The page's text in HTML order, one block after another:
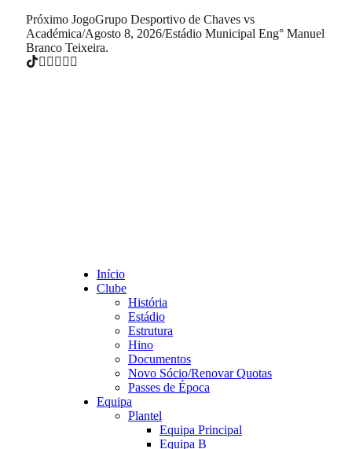
Próximo JogoGrupo Desportivo de Chaves vs
Académica/Agosto 8, 2026/Estádio Municipal Eng° Manuel
Branco Teixeira.
Início
Clube
História
Estádio
Estrutura
Hino
Documentos
Novo Sócio/Renovar Quotas
Passes de Época
Equipa
Plantel
Equipa Principal
Equipa B